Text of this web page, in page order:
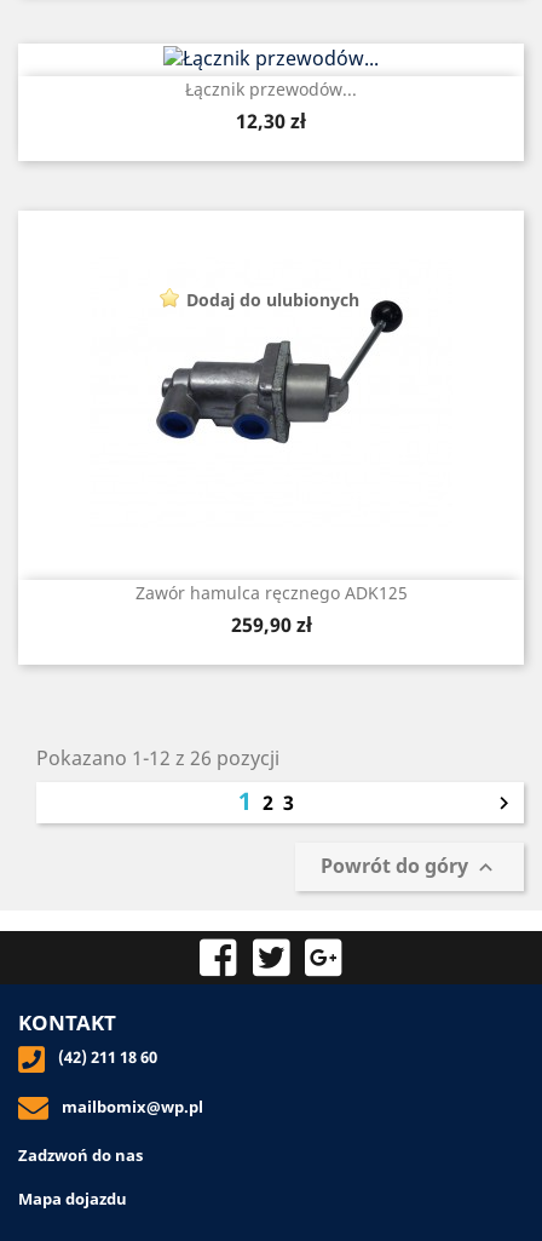
Łącznik przewodów...
Cena
12,30 zł
Zawór hamulca ręcznego ADK125
Cena
259,90 zł
Dodaj do ulubionych
Pokazano 1-12 z 26 pozycji
1 2 3 
Powrót do góry 
KONTAKT
(42) 211 18 60
mailbomix@wp.pl
Zadzwoń do nas
Mapa dojazdu